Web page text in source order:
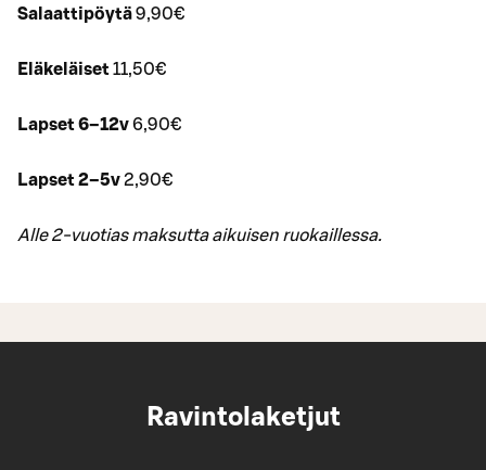
Salaattipöytä9,90€
Eläkeläiset11,50€
Lapset 6–12v6,90€
Lapset 2–5v2,90€
Alle 2-vuotias maksutta aikuisen ruokaillessa.
Ravintolaketjut